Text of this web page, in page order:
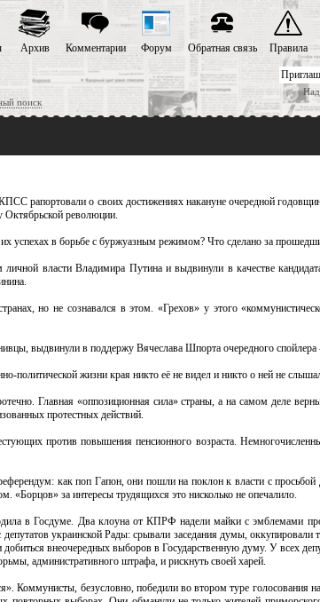
поиск
Архив Комментарии Форум Обратная связь Правила
рапортовали о своих достижениях накануне очередной
Октябрьской революции.
успехах в борьбе с буржуазным режимом? Что сделано за
власти Владимира Путина и выдвинули в качестве
но не сознавался в этом. «Грехов» у этого
выдвинули в поддержу Вячеслава Шпорта очередного
политической жизни края никто её не видел и никто о ней не
Главная «оппозиционная сила» страны, а на самом деле
протестных действий.
против повышения пенсионного возраста.
как поп Гапон, они пошли на поклон к власти с
«Борцов» за интересы трудящихся это нисколько не опечалило.
в Госдуме. Два клоуна от КПРФ надели майки с эмблемами
украинской Рады: срывали заседания думы, оккупировали
внеочередных выборов в Государственную думу. У всех
административного штрафа, и рискнуть своей харей.
Коммунисты, безусловно, победили во втором туре голосования